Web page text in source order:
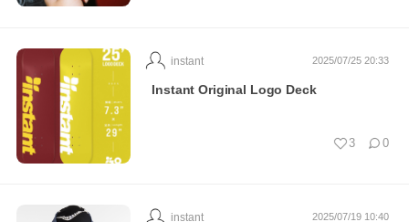
2025/07/25 20:33
instant
Instant Original Logo Deck
3 0
2025/07/19 10:40
instant